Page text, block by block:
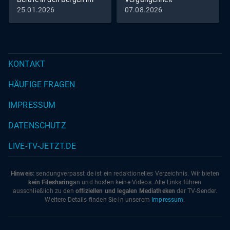
Winter
25.01.2026
07.08.2026
KONTAKT
HÄUFIGE FRAGEN
IMPRESSUM
DATENSCHUTZ
LIVE-TV-JETZT.DE
Hinweis: sendungverpasst.de ist ein redaktionelles Verzeichnis. Wir bieten
kein Filesharingan und hosten keine Videos. Alle Links führen
ausschließlich zu den offiziellen und legalen Mediatheken der TV-Sender.
Weitere Details finden Sie in unserem Impressum.